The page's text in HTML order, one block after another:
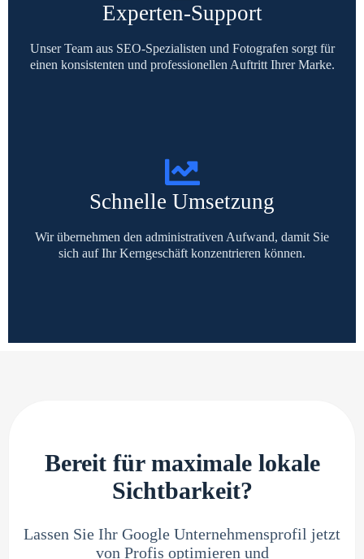
Experten-Support
Unser Team aus SEO-Spezialisten und Fotografen sorgt für
einen konsistenten und professionellen Auftritt Ihrer Marke.
Schnelle Umsetzung
Wir übernehmen den administrativen Aufwand, damit Sie
sich auf Ihr Kerngeschäft konzentrieren können.
Bereit für maximale lokale
Sichtbarkeit?
Lassen Sie Ihr Google Unternehmensprofil jetzt
von Profis optimieren und